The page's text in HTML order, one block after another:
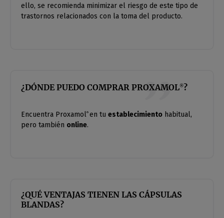
ello, se recomienda minimizar el riesgo de este tipo de
trastornos relacionados con la toma del producto.
¿DÓNDE PUEDO COMPRAR PROXAMOL®?
Encuentra Proxamol® en tu establecimiento habitual,
pero también online.
¿QUÉ VENTAJAS TIENEN LAS CÁPSULAS
BLANDAS?